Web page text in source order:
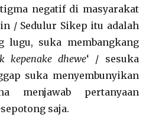
negatif di masyarakat
/ Sedulur Sikep itu adalah
lugu, suka membangkang
kepenake dhewe‘ / sesuka
suka menyembunyikan
menjawab pertanyaan
saja.